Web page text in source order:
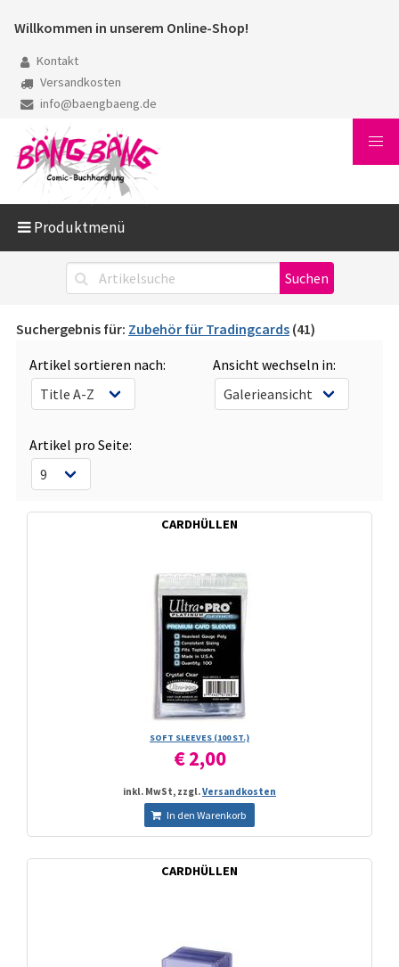
Willkommen in unserem Online-Shop!
Kontakt
Versandkosten
info@baengbaeng.de
Produktmenü
Suchergebnis für: Zubehör für Tradingcards (41)
Artikel sortieren nach:
Ansicht wechseln in:
Artikel pro Seite:
CARDHÜLLEN
SOFT SLEEVES (100 ST.)
€ 2,00
inkl. MwSt, zzgl.Versandkosten
In den Warenkorb
CARDHÜLLEN